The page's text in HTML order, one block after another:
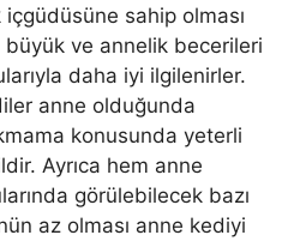
sahip olması
ve annelik becerileri
daha iyi ilgilenirler.
anne olduğunda
konusunda yeterli
Ayrıca hem anne
görülebilecek bazı
az olması anne kediyi